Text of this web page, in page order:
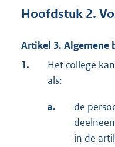
Hoofdstuk 2.
Artikel 3. Algemene
1.
Het college
als:
a.
de
in de